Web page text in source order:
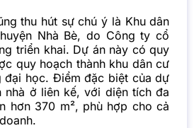
thu hút sự chú ý là Khu dân
Nhà Bè, do Công ty cổ
triển khai. Dự án này có quy
quy hoạch thành khu dân cư
đại học. Điểm đặc biệt của dự
nhà ở liên kế, với diện tích đa
hơn 370 m², phù hợp cho cả